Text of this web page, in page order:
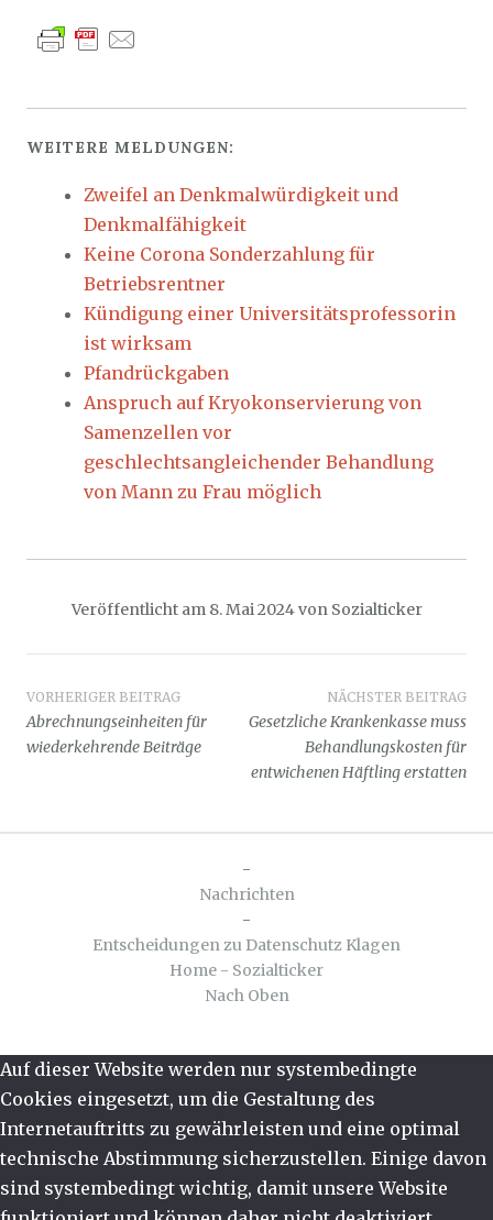
WEITERE MELDUNGEN:
Zweifel an Denkmalwürdigkeit und
Denkmalfähigkeit
Keine Corona Sonderzahlung für
Betriebsrentner
Kündigung einer Universitätsprofessorin
ist wirksam
Pfandrückgaben
Anspruch auf Kryokonservierung von
Samenzellen vor
geschlechtsangleichender Behandlung
von Mann zu Frau möglich
Veröffentlicht am 8. Mai 2024von Sozialticker
Beitragsnavigation
VORHERIGER BEITRAG
Abrechnungseinheiten für
wiederkehrende Beiträge
NÄCHSTER BEITRAG
Gesetzliche Krankenkasse muss
Behandlungskosten für
entwichenen Häftling erstatten
-
Nachrichten
-
Entscheidungen zu Datenschutz Klagen
Home - Sozialticker
Nach Oben
Auf dieser Website werden nur systembedingte
Cookies eingesetzt, um die Gestaltung des
Internetauftritts zu gewährleisten und eine optimal
technische Abstimmung sicherzustellen. Einige davon
sind systembedingt wichtig, damit unsere Website